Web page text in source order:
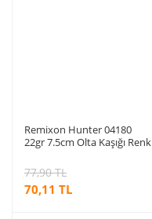
Remixon Hunter 04180
22gr 7.5cm Olta Kaşığı Renk
70,11 TL
77,90 TL